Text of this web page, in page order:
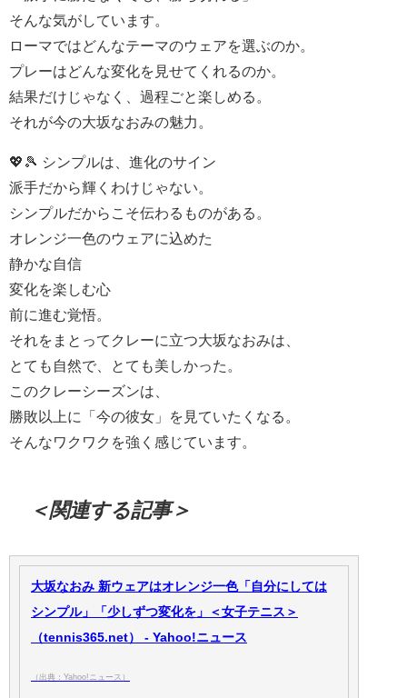
そんな気がしています。
ローマではどんなテーマのウェアを選ぶのか。
プレーはどんな変化を見せてくれるのか。
結果だけじゃなく、過程ごと楽しめる。
それが今の大坂なおみの魅力。
💖🎾 シンプルは、進化のサイン
派手だから輝くわけじゃない。
シンプルだからこそ伝わるものがある。
オレンジ一色のウェアに込めた
静かな自信
変化を楽しむ心
前に進む覚悟。
それをまとってクレーに立つ大坂なおみは、
とても自然で、とても美しかった。
このクレーシーズンは、
勝敗以上に「今の彼女」を見ていたくなる。
そんなワクワクを強く感じています。
＜関連する記事＞
大坂なおみ 新ウェアはオレンジ一色「自分にしては
シンプル」「少しずつ変化を」＜女子テニス＞
（tennis365.net） - Yahoo!ニュース
（出典：Yahoo!ニュース）